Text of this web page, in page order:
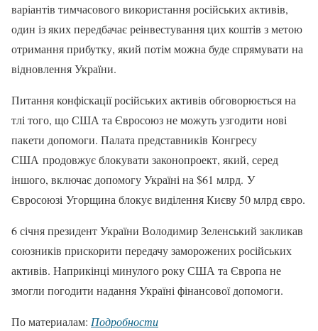
варіантів тимчасового використання російських активів,
один із яких передбачає реінвестування цих коштів з метою
отримання прибутку, який потім можна буде спрямувати на
відновлення України.
Питання конфіскації російських активів обговорюється на
тлі того, що США та Євросоюз не можуть узгодити нові
пакети допомоги. Палата представників Конгресу
США продовжує блокувати законопроект, який, серед
іншого, включає допомогу Україні на $61 млрд. У
Євросоюзі Угорщина блокує виділення Києву 50 млрд євро.
6 січня президент України Володимир Зеленський закликав
союзників прискорити передачу заморожених російських
активів. Наприкінці минулого року США та Європа не
змогли погодити надання Україні фінансової допомоги.
По материалам: Подробности